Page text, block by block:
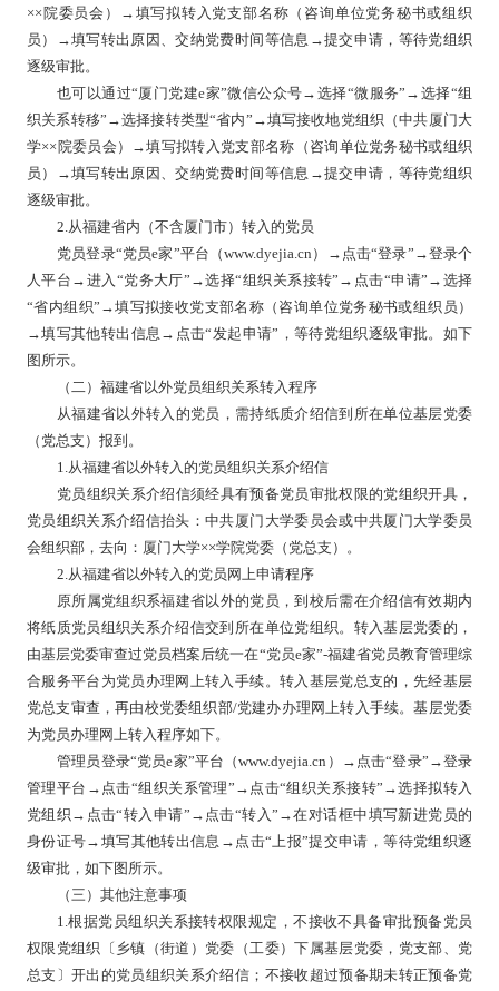
××院委员会）→填写拟转入党支部名称（咨询单位党务秘书或组织
员）→填写转出原因、交纳党费时间等信息→提交申请，等待党组织
逐级审批。
也可以通过“厦门党建e家”微信公众号→选择“微服务”→选择“组
织关系转移”→选择接转类型“省内”→填写接收地党组织（中共厦门大
学××院委员会）→填写拟转入党支部名称（咨询单位党务秘书或组织
员）→填写转出原因、交纳党费时间等信息→提交申请，等待党组织
逐级审批。
2.从福建省内（不含厦门市）转入的党员
党员登录“党员e家”平台（www.dyejia.cn）→点击“登录”→登录个
人平台→进入“党务大厅”→选择“组织关系接转”→点击“申请”→选择
“省内组织”→填写拟接收党支部名称（咨询单位党务秘书或组织员）
→填写其他转出信息→点击“发起申请”，等待党组织逐级审批。如下
图所示。
（二）福建省以外党员组织关系转入程序
从福建省以外转入的党员，需持纸质介绍信到所在单位基层党委
（党总支）报到。
1.从福建省以外转入的党员组织关系介绍信
党员组织关系介绍信须经具有预备党员审批权限的党组织开具，
党员组织关系介绍信抬头：中共厦门大学委员会或中共厦门大学委员
会组织部，去向：厦门大学××学院党委（党总支）。
2.从福建省以外转入的党员网上申请程序
原所属党组织系福建省以外的党员，到校后需在介绍信有效期内
将纸质党员组织关系介绍信交到所在单位党组织。转入基层党委的，
由基层党委审查过党员档案后统一在“党员e家”-福建省党员教育管理综
合服务平台为党员办理网上转入手续。转入基层党总支的，先经基层
党总支审查，再由校党委组织部/党建办办理网上转入手续。基层党委
为党员办理网上转入程序如下。
管理员登录“党员e家”平台（www.dyejia.cn）→点击“登录”→登录
管理平台→点击“组织关系管理”→点击“组织关系接转”→选择拟转入
党组织→点击“转入申请”→点击“转入”→在对话框中填写新进党员的
身份证号→填写其他转出信息→点击“上报”提交申请，等待党组织逐
级审批，如下图所示。
（三）其他注意事项
1.根据党员组织关系接转权限规定，不接收不具备审批预备党员
权限党组织〔乡镇（街道）党委（工委）下属基层党委，党支部、党
总支〕开出的党员组织关系介绍信；不接收超过预备期未转正预备党